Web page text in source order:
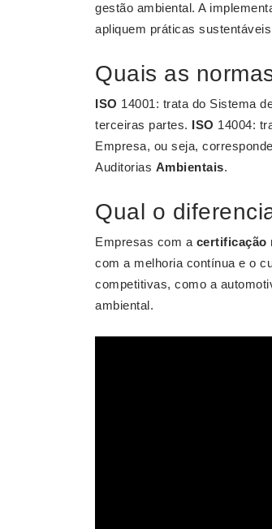
gestão ambiental. A
apliquem práticas
Quais as
ISO 14001: trata do Sistema
terceiras partes. ISO 14004:
Empresa, ou seja,
Auditorias Ambientais.
Qual o
Empresas com a certificação
com a melhoria contínua e o
competitivas, como a
ambiental.